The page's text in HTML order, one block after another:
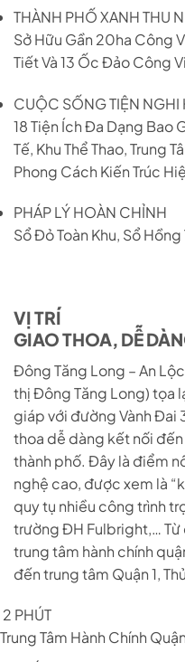
THÀNH PHỐ XANH THU
Sở Hữu Gần 20ha Công
Tiết Và 13 Ốc Đảo Công
CUỘC SỐNG TIỆN NGHI
18 Tiện Ích Đa Dạng Bao
Tế, Khu Thể Thao, Trung
Phong Cách Kiến Trúc
PHÁP LÝ HOÀN CHỈNH
Sổ Đỏ Toàn Khu, Sổ
VỊ TRÍ
GIAO THOA, DỄ
Đông Tăng Long – An
thị Đông Tăng Long) tọa
giáp với đường Vành Đai
thoa dễ dàng kết nối
thành phố. Đây là điểm
nghệ cao, được xem là
quy tụ nhiều công trình
trường ĐH Fulbright,…
trung tâm hành chính
đến trung tâm Quận 1,
2 PHÚT
Trung Tâm Hành Chính